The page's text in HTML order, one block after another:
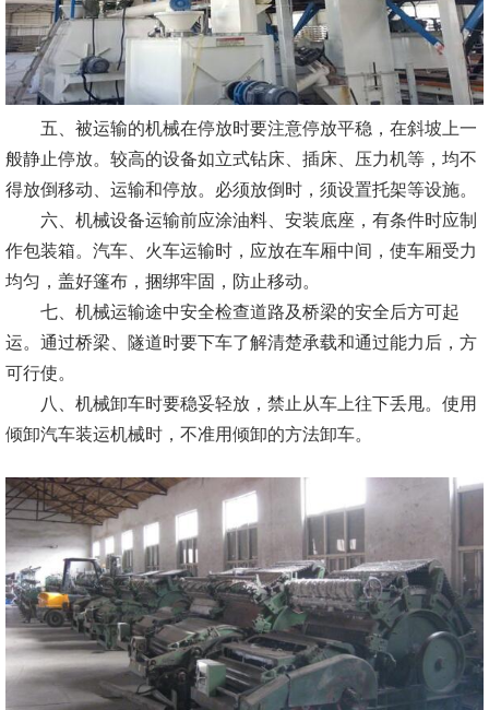
五、被运输的机械在停放时要注意停放平稳，在斜坡上一
般静止停放。较高的设备如立式钻床、插床、压力机等，均不
得放倒移动、运输和停放。必须放倒时，须设置托架等设施。
六、机械设备运输前应涂油料、安装底座，有条件时应制
作包装箱。汽车、火车运输时，应放在车厢中间，使车厢受力
均匀，盖好篷布，捆绑牢固，防止移动。
七、机械运输途中安全检查道路及桥梁的安全后方可起
运。通过桥梁、隧道时要下车了解清楚承载和通过能力后，方
可行使。
八、机械卸车时要稳妥轻放，禁止从车上往下丢甩。使用
倾卸汽车装运机械时，不准用倾卸的方法卸车。